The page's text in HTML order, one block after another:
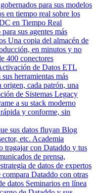
para sus modelos
en tiempo real sobre los
en Tiempo Real
sus agentes más
Una copia del almacén de
en minutos y no
400 conectores
de Datos ETL
herramientas más
origen, cada patrón, una
de Sistemas Legacy
a su stack moderno
y conforme, sin
sus datos fluyan Blog
etc. Academia
tragajar con Dataddo y tus
de prensa,
de datos de expertos
compara Dataddo con otras
datos Seminarios en línea